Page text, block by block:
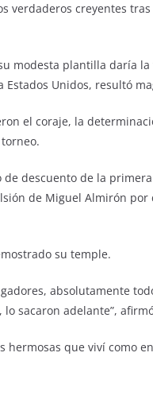
verdaderos creyentes
modesta plantilla daría
Unidos, resultó
el coraje, la
descuento de la
de Miguel Almirón
su temple.
absolutamente
sacaron adelante”,
hermosas que viví como